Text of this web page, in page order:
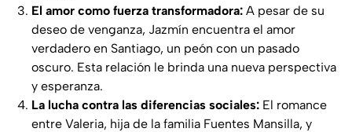
El amor como fuerza transformadora: A pesar de su
deseo de venganza, Jazmín encuentra el amor
verdadero en Santiago, un peón con un pasado
oscuro. Esta relación le brinda una nueva perspectiva
y esperanza.
La lucha contra las diferencias sociales: El romance
entre Valeria, hija de la familia Fuentes Mansilla, y